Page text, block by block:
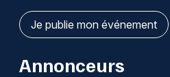
Je publie mon événement
Annonceurs